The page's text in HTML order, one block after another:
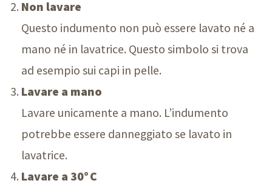
Non lavare
Questo indumento non può essere lavato né a
mano né in lavatrice. Questo simbolo si trova
ad esempio sui capi in pelle.
Lavare a mano
Lavare unicamente a mano. L’indumento
potrebbe essere danneggiato se lavato in
lavatrice.
Lavare a 30° C